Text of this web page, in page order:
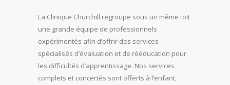
La Clinique Churchill regroupe sous un même toit
une grande équipe de professionnels
expérimentés afin d’offrir des services
spécialisés d’évaluation et de rééducation pour
les difficultés d’apprentissage. Nos services
complets et concertés sont offerts à l’enfant,